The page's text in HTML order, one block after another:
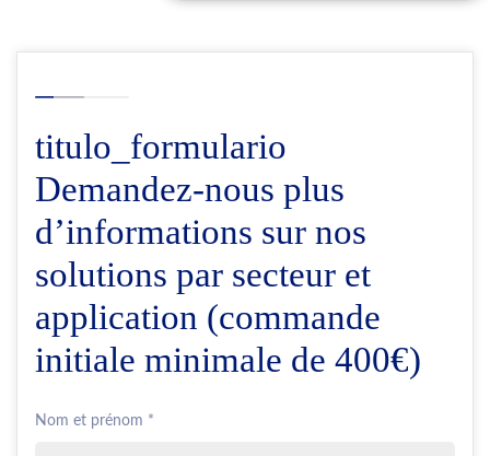
titulo_formulario
Demandez-nous plus
d’informations sur nos
solutions par secteur et
application (commande
initiale minimale de 400€)
Nom et prénom *